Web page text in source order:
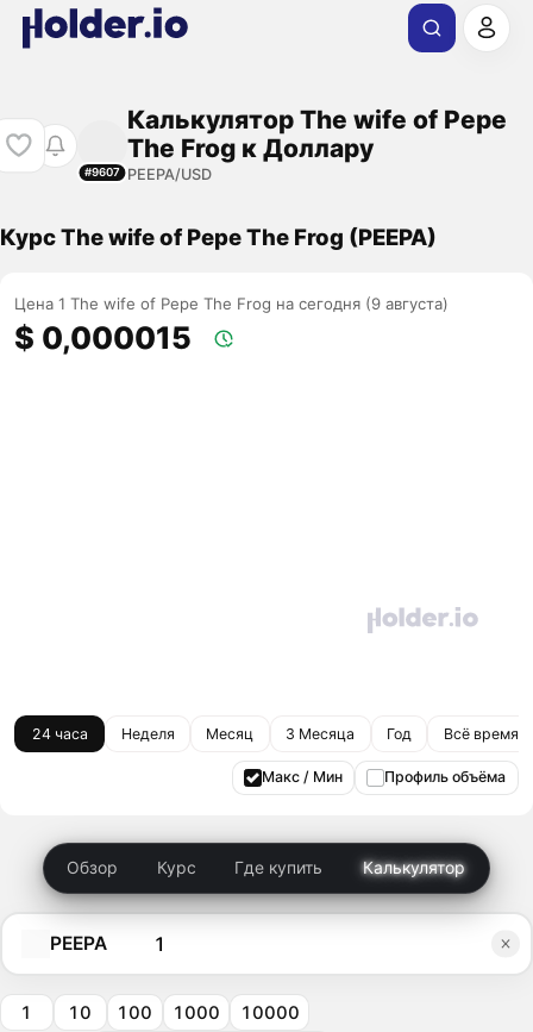
#9607
Калькулятор The wife of Pepe
The Frog к Доллару
PEEPA/USD
Курс The wife of Pepe The Frog (PEEPA)
Цена 1 The wife of Pepe The Frog на сегодня (9 августа)
$ 0,000015
24 часа Неделя Месяц 3 Месяца Год Всё время
Макс / Мин Профиль объёма
Обзор Курс Где купить Калькулятор
PEEPA
1 10 100 1000 10000